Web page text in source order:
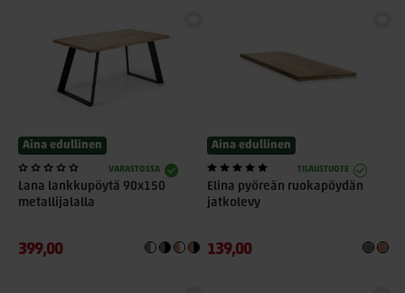
Aina edullinen
VARASTOSSA
Lana lankkupöytä 90x150
metallijalalla
399,00
Aina edullinen
TILAUSTUOTE
Elina pyöreän ruokapöydän
jatkolevy
139,00